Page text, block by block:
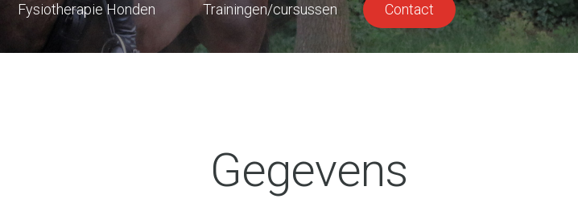
Fysiotherapie Honden Trainingen/cursussen Contact
Gegevens